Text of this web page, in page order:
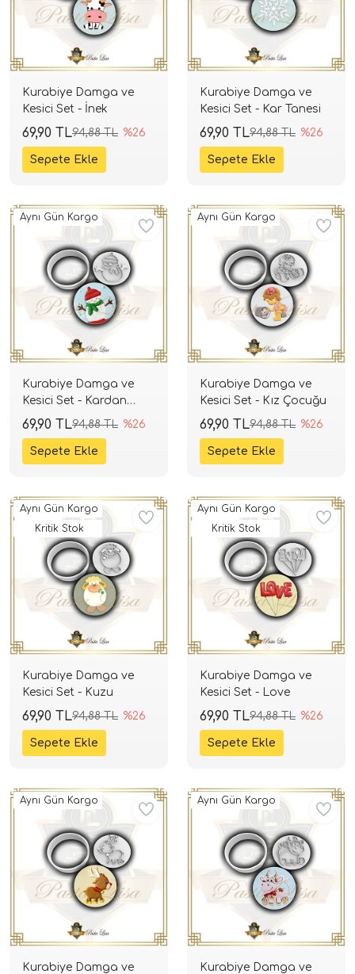
Kurabiye Damga ve
Kesici Set - İnek
94,88 TL %26
69,90 TL
Kurabiye Damga ve
Kesici Set - Kar Tanesi
94,88 TL %26
69,90 TL
Kurabiye Damga ve
Kesici Set - Kardan
Adam
94,88 TL %26
69,90 TL
Aynı Gün Kargo
Kurabiye Damga ve
Kesici Set - Kız Çocuğu
94,88 TL %26
69,90 TL
Aynı Gün Kargo
Kurabiye Damga ve
Kesici Set - Kuzu
94,88 TL %26
69,90 TL
Aynı Gün Kargo
Kritik Stok
Kurabiye Damga ve
Kesici Set - Love
94,88 TL %26
69,90 TL
Aynı Gün Kargo
Kritik Stok
Kurabiye Damga ve
Aynı Gün Kargo
Kurabiye Damga ve
Aynı Gün Kargo